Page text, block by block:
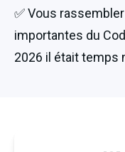
✅ Vous
importantes du
2026 il était temps